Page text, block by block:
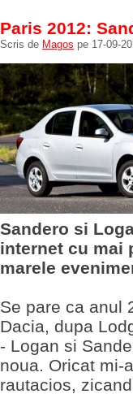
Paris 2012:
Scris de Magos pe 17-09-
Sandero si
internet cu mai
marele
Se pare ca anul
Dacia, dupa
- Logan si
noua. Oricat mi-
rautacios,